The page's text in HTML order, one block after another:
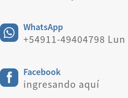
WhatsApp
+54911-49404798
Facebook
ingresando aquí